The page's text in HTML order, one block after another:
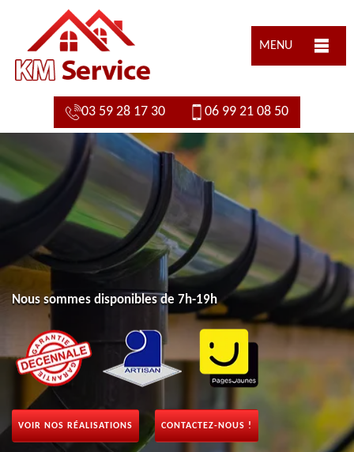
MENU
03 59 28 17 30 06 99 21 08 50
Nous sommes disponibles de 7h-19h
VOIR NOS RÉALISATIONS CONTACTEZ-NOUS !